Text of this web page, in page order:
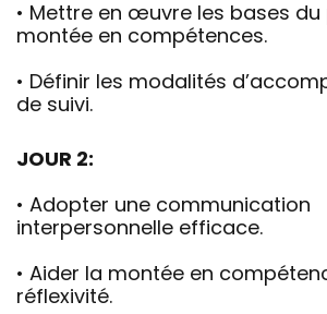
• Mettre en œuvre les bases
montée en compétences.
• Définir les modalités
de suivi.
JOUR 2:
• Adopter une communication
interpersonnelle efficace.
• Aider la montée en
réflexivité.